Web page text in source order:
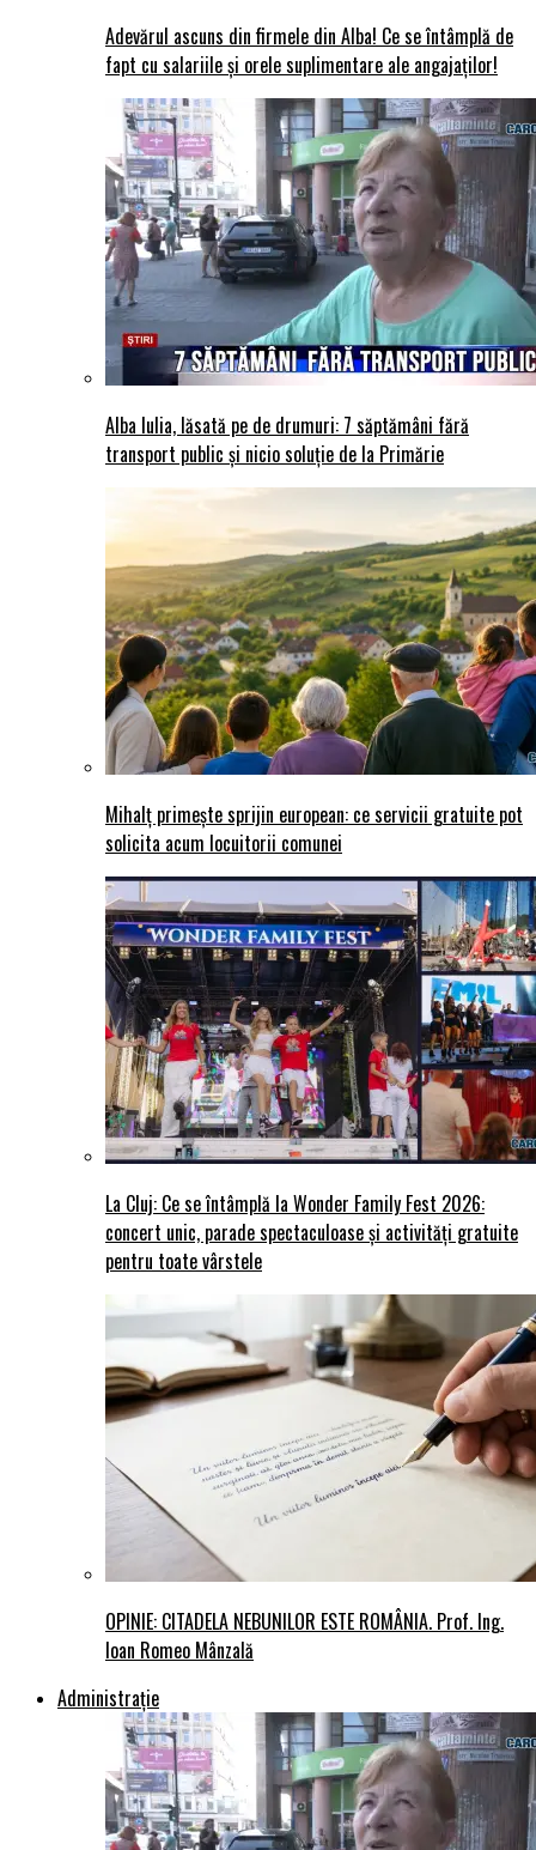
Adevărul ascuns din firmele din Alba! Ce se întâmplă de
fapt cu salariile și orele suplimentare ale angajaților!
Alba Iulia, lăsată pe de drumuri: 7 săptămâni fără
transport public și nicio soluție de la Primărie
Mihalț primește sprijin european: ce servicii gratuite pot
solicita acum locuitorii comunei
La Cluj: Ce se întâmplă la Wonder Family Fest 2026:
concert unic, parade spectaculoase și activități gratuite
pentru toate vârstele
OPINIE: CITADELA NEBUNILOR ESTE ROMÂNIA. Prof. Ing.
Ioan Romeo Mânzală
Administraţie